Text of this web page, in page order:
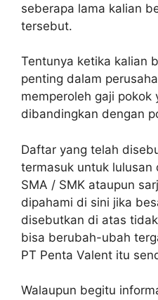
seberapa lama kalian
tersebut.
Tentunya ketika kalian
penting dalam
memperoleh gaji pokok
dibandingkan dengan
Daftar yang telah
termasuk untuk lulusan
SMA / SMK ataupun
dipahami di sini jika
disebutkan di atas
bisa berubah-ubah
PT Penta Valent itu
Walaupun begitu